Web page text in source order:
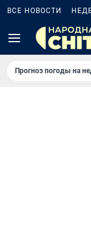
ВСЕ НОВОСТИ
Прогноз погоды на